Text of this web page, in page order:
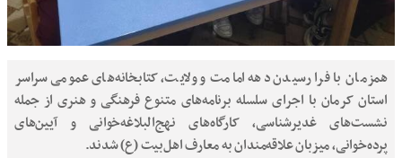
همزمان با فرا رسیدن دهه امامت و ولایت، کتابخانه‌های عمومی سراسر
استان کرمان با اجرای سلسله برنامه‌های متنوع فرهنگی و هنری از جمله
نشست‌های غدیرشناسی، کارگاه‌های نهج‌البلاغه‌خوانی و آیین‌های
پرده‌خوانی، میزبان علاقه‌مندان به معارف اهل‌بیت (ع) شدند.